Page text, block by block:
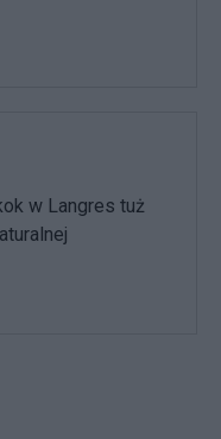
w Langres tuż